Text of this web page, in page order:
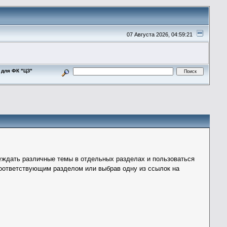
07 Августа 2026, 04:59:21
для ФК "ЦЗ"
различные темы в отдельных разделах и пользоваться
разделом или выбрав одну из ссылок на